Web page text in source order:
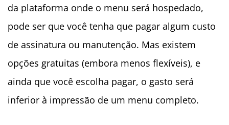
da plataforma onde o menu será hospedado,
pode ser que você tenha que pagar algum custo
de assinatura ou manutenção. Mas existem
opções gratuitas (embora menos flexíveis), e
ainda que você escolha pagar, o gasto será
inferior à impressão de um menu completo.